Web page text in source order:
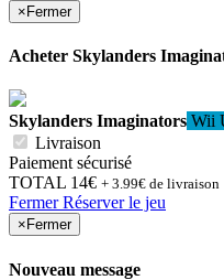
× Fermer
Acheter Skylanders
Skylanders Imaginators Wii
Livraison
Paiement sécurisé
TOTAL 14€ + 3.99€ de livraison
FermerRéserver le jeu
× Fermer
Nouveau message